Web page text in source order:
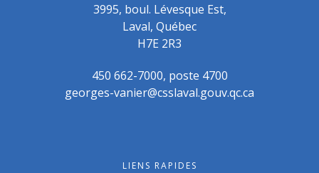
3995, boul. Lévesque Est,
Laval, Québec
H7E 2R3
450 662-7000, poste 4700
georges-vanier@csslaval.gouv.qc.ca
LIENS RAPIDES